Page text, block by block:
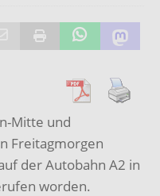
Mitte und
Freitagmorgen
der Autobahn A2 in
worden.